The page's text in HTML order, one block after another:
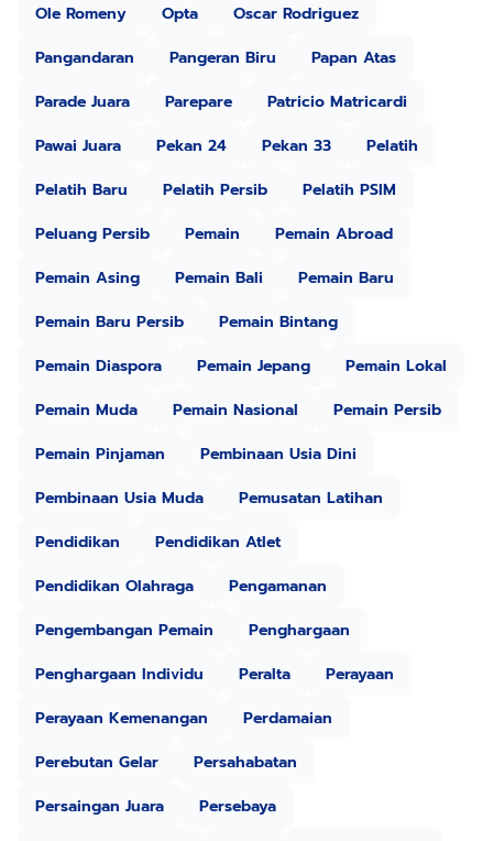
Ole Romeny
Opta
Oscar Rodriguez
Pangandaran
Pangeran Biru
Papan Atas
Parade Juara
Parepare
Patricio Matricardi
Pawai Juara
Pekan 24 Pekan 33
Pelatih
Pelatih Baru
Pelatih Persib
Pelatih PSIM
Peluang Persib
Pemain
Pemain Abroad
Pemain Asing
Pemain Bali
Pemain Baru
Pemain Baru Persib
Pemain Bintang
Pemain Diaspora
Pemain Jepang
Pemain Lokal
Pemain Muda
Pemain Nasional
Pemain Persib
Pemain Pinjaman
Pembinaan Usia Dini
Pembinaan Usia Muda
Pemusatan Latihan
Pendidikan
Pendidikan Atlet
Pendidikan Olahraga
Pengamanan
Pengembangan Pemain
Penghargaan
Penghargaan Individu
Peralta
Perayaan
Perayaan Kemenangan
Perdamaian
Perebutan Gelar
Persahabatan
Persaingan Juara
Persebaya